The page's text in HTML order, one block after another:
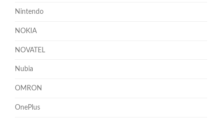
Nintendo
NOKIA
NOVATEL
Nubia
OMRON
OnePlus